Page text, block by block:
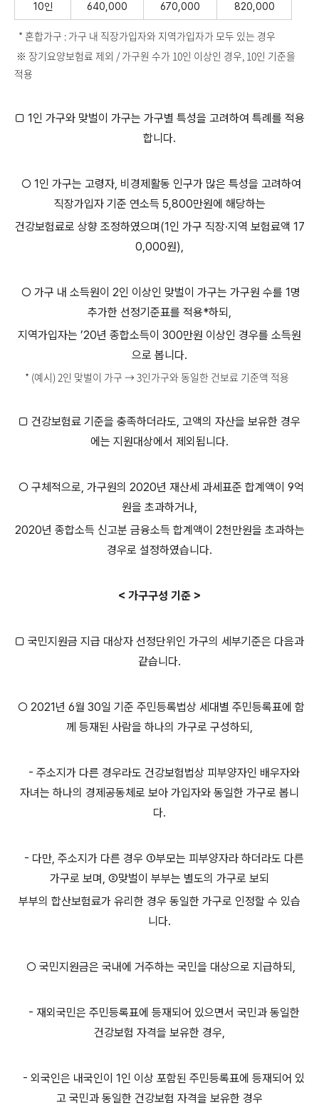
10인 640,000 670,000 820,000
* 혼합가구 : 가구 내 직장가입자와 지역가입자가 모두 있는 경우
※ 장기요양보험료 제외 / 가구원 수가 10인 이상인 경우, 10인 기준을
적용
□ 1인 가구와 맞벌이 가구는 가구별 특성을 고려하여 특례를 적용
합니다.
○ 1인 가구는 고령자, 비경제활동 인구가 많은 특성을 고려하여
직장가입자 기준 연소득 5,800만원에 해당하는
건강보험료로 상향 조정하였으며(1인 가구 직장·지역 보험료액 17
0,000원),
○ 가구 내 소득원이 2인 이상인 맞벌이 가구는 가구원 수를 1명
추가한 선정기준표를 적용*하되,
지역가입자는 ’20년 종합소득이 300만원 이상인 경우를 소득원
으로 봅니다.
* (예시) 2인 맞벌이 가구 → 3인가구와 동일한 건보료 기준액 적용
□ 건강보험료 기준을 충족하더라도, 고액의 자산을 보유한 경우
에는 지원대상에서 제외됩니다.
○ 구체적으로, 가구원의 2020년 재산세 과세표준 합계액이 9억
원을 초과하거나,
2020년 종합소득 신고분 금융소득 합계액이 2천만원을 초과하는
경우로 설정하였습니다.
< 가구구성 기준 >
□ 국민지원금 지급 대상자 선정단위인 가구의 세부기준은 다음과
같습니다.
○ 2021년 6월 30일 기준 주민등록법상 세대별 주민등록표에 함
께 등재된 사람을 하나의 가구로 구성하되,
- 주소지가 다른 경우라도 건강보험법상 피부양자인 배우자와
자녀는 하나의 경제공동체로 보아 가입자와 동일한 가구로 봅니
다.
- 다만, 주소지가 다른 경우 ①부모는 피부양자라 하더라도 다른
가구로 보며, ②맞벌이 부부는 별도의 가구로 보되
부부의 합산보험료가 유리한 경우 동일한 가구로 인정할 수 있습
니다.
○ 국민지원금은 국내에 거주하는 국민을 대상으로 지급하되,
- 재외국민은 주민등록표에 등재되어 있으면서 국민과 동일한
건강보험 자격을 보유한 경우,
- 외국인은 내국인이 1인 이상 포함된 주민등록표에 등재되어 있
고 국민과 동일한 건강보험 자격을 보유한 경우